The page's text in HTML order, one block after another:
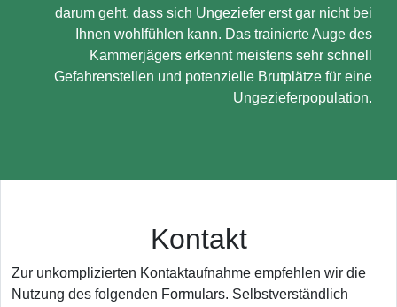
darum geht, dass sich Ungeziefer erst gar nicht bei
Ihnen wohlfühlen kann. Das trainierte Auge des
Kammerjägers erkennt meistens sehr schnell
Gefahrenstellen und potenzielle Brutplätze für eine
Ungezieferpopulation.
Kontakt
Zur unkomplizierten Kontaktaufnahme empfehlen wir die
Nutzung des folgenden Formulars. Selbstverständlich